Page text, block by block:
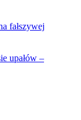
fałszywej
upałów –